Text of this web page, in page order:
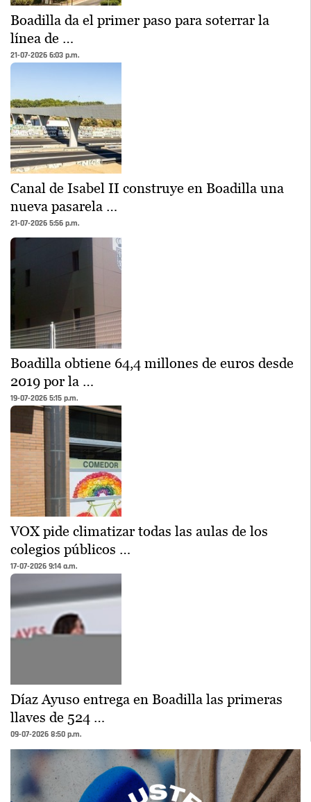
Boadilla da el primer paso para soterrar la
línea de …
21-07-2026 6:03 p.m.
Canal de Isabel II construye en Boadilla una
nueva pasarela …
21-07-2026 5:56 p.m.
Boadilla obtiene 64,4 millones de euros desde
2019 por la …
19-07-2026 5:15 p.m.
VOX pide climatizar todas las aulas de los
colegios públicos …
17-07-2026 9:14 a.m.
Díaz Ayuso entrega en Boadilla las primeras
llaves de 524 …
09-07-2026 8:50 p.m.